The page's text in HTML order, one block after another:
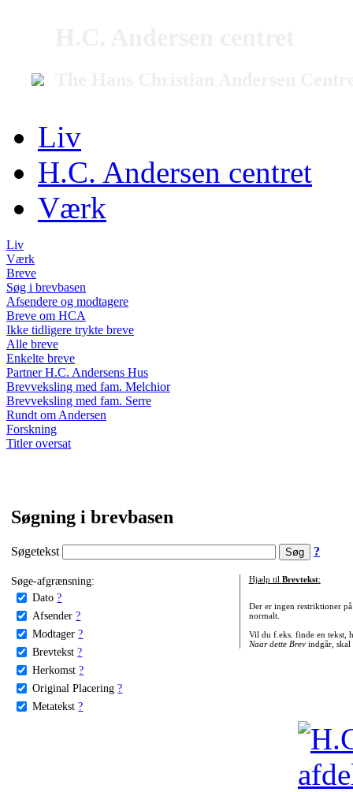
Liv
H.C. Andersen centret
Værk
Liv
Værk
Breve
Søg i brevbasen
Afsendere og modtagere
Breve om HCA
Ikke tidligere trykte breve
Alle breve
Enkelte breve
Partner H.C. Andersens Hus
Brevveksling med fam. Melchior
Brevveksling med fam. Serre
Rundt om Andersen
Forskning
Titler oversat
Søgning i brevbasen
Søgetekst ?
Søge-afgrænsning:
Dato ?
Afsender ?
Modtager ?
Brevtekst ?
Herkomst ?
Original Placering ?
Metatekst ?
Hjælp til Brevtekst:
Der er ingen restriktioner
normalt.
Vil du f.eks. finde en tekst,
Naar dette Brevindgår, skal